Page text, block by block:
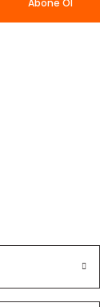
Abone Ol